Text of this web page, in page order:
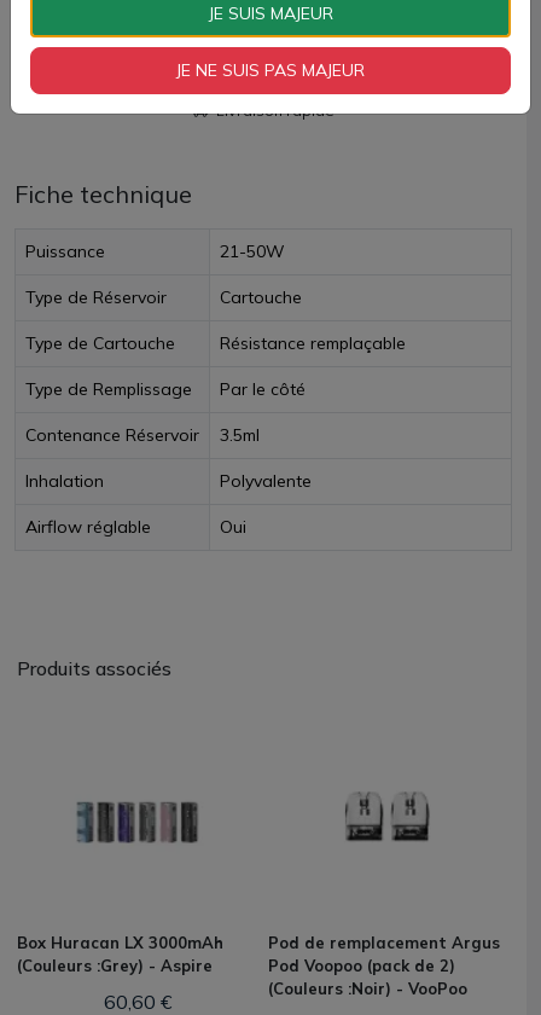
Paiement 100% sécurisé
Livraison rapide
Fiche technique
Puissance 21-50W
Type de Réservoir Cartouche
Type de Cartouche Résistance remplaçable
Type de Remplissage Par le côté
Contenance Réservoir 3.5ml
Inhalation Polyvalente
Airflow réglable Oui
Produits associés
Box Huracan LX 3000mAh
(Couleurs :Grey) - Aspire
60,60 €
Pod de remplacement Argus
Pod Voopoo (pack de 2)
(Couleurs :Noir) - VooPoo
JE SUIS MAJEUR
JE NE SUIS PAS MAJEUR